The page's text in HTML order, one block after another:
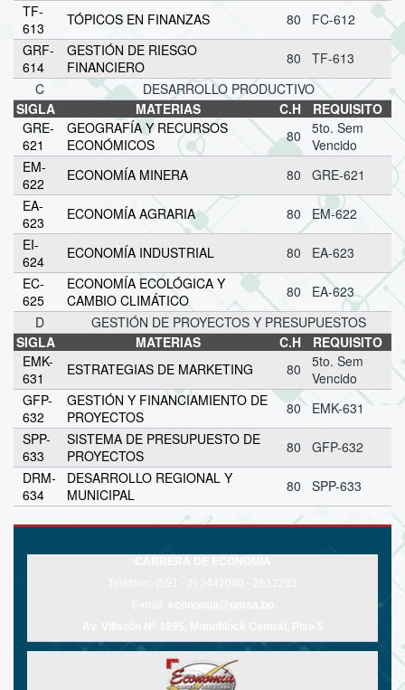
TF-
613
TÓPICOS EN FINANZAS 80
FC-612
GRF-
614
GESTIÓN DE RIESGO
FINANCIERO
80
TF-613
C
DESARROLLO PRODUCTIVO
SIGLA
MATERIAS C.H
REQUISITO
GRE-
621
GEOGRAFÍA Y RECURSOS
ECONÓMICOS
80
5to. Sem
Vencido
EM-
622
ECONOMÍA MINERA 80
GRE-621
EA-
623
ECONOMÍA AGRARIA 80
EM-622
EI-
624
ECONOMÍA INDUSTRIAL 80
EA-623
EC-
625
ECONOMÍA ECOLÓGICA Y
CAMBIO CLIMÁTICO
80
EA-623
D
GESTIÓN DE PROYECTOS Y PRESUPUESTOS
SIGLA
MATERIAS C.H
REQUISITO
EMK-
631
ESTRATEGIAS DE MARKETING 80
5to. Sem
Vencido
GFP-
632
GESTIÓN Y FINANCIAMIENTO DE
PROYECTOS
80
EMK-631
SPP-
633
SISTEMA DE PRESUPUESTO DE
PROYECTOS
80
GFP-632
DRM-
634
DESARROLLO REGIONAL Y
MUNICIPAL
80 SPP-633